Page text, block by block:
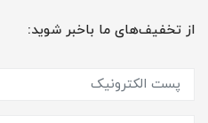
از تخفیف‌های ما باخبر شوید: